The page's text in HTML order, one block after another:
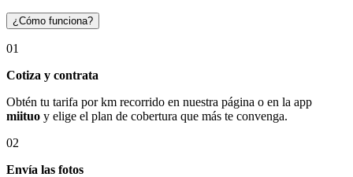
¿Cómo funciona?
01
Cotiza y contrata
Obtén tu tarifa por km recorrido en nuestra página o en la app
miituo y elige el plan de cobertura que más te convenga.
02
Envía las fotos